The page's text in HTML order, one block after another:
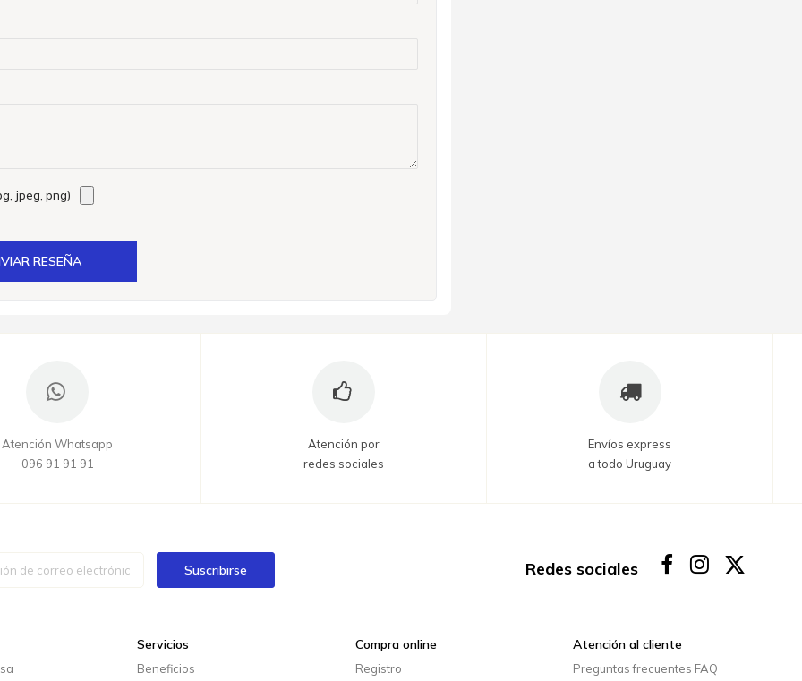
jpeg, png)
RESEÑA
Atención Whatsapp
096 91 91 91
Atención por
redes sociales
Envíos express
a todo Uruguay
Suscribirse Redes sociales
Servicios
Beneficios
Compra online
Registro
Atención al cliente
Preguntas frecuentes FAQ